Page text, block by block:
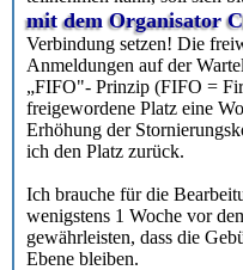
mit dem Organisator
Verbindung setzen! Die
Anmeldungen auf der
„FIFO"- Prinzip (FIFO =
freigewordene Platz eine
Erhöhung der
ich den Platz zurück.
Ich brauche für die
wenigstens 1 Woche vor
gewährleisten, dass die
Ebene bleiben.